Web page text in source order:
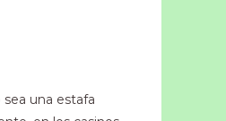
una estafa